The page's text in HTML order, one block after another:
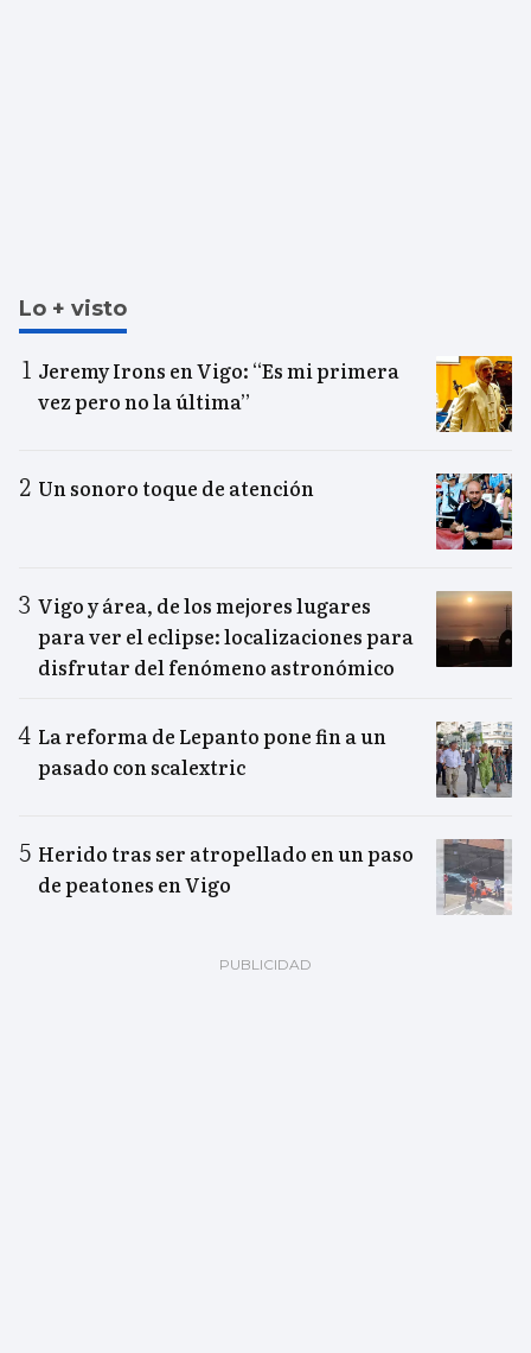
Lo + visto
Jeremy Irons en Vigo: “Es mi primera
vez pero no la última”
Un sonoro toque de atención
Vigo y área, de los mejores lugares
para ver el eclipse: localizaciones para
disfrutar del fenómeno astronómico
La reforma de Lepanto pone fin a un
pasado con scalextric
Herido tras ser atropellado en un paso
de peatones en Vigo